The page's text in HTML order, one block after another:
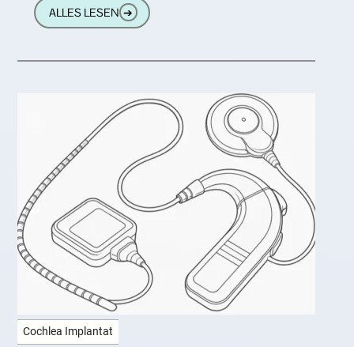
was passiert, wenn diese
ALLES LESEN ➔
Cochlea Implantat